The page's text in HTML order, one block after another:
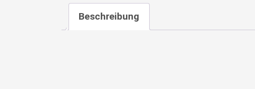
Beschreibung